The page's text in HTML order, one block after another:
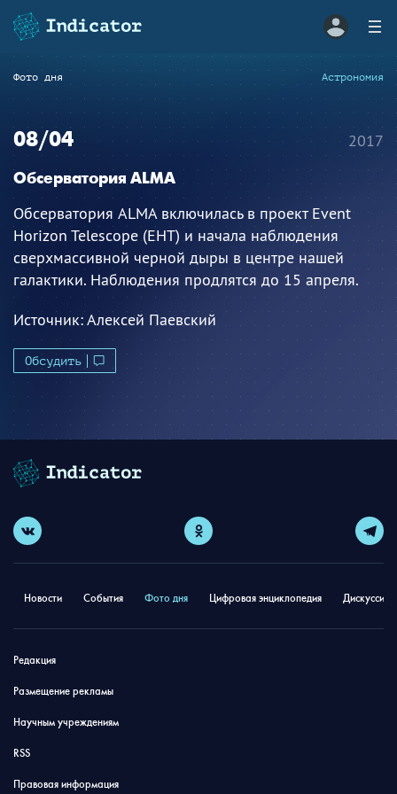
Фото дня Астрономия
08/04
Обсерватория ALMA
Обсерватория ALMA включилась в проект Event
Horizon Telescope (EHT) и начала наблюдения
сверхмассивной черной дыры в центре нашей
галактики. Наблюдения продлятся до 15 апреля.
Источник:Алексей Паевский
Обсудить
2017
Новости События Фото дня Цифровая энциклопедия
Редакция
Размещение рекламы
Научным учреждениям
RSS
Правовая информация